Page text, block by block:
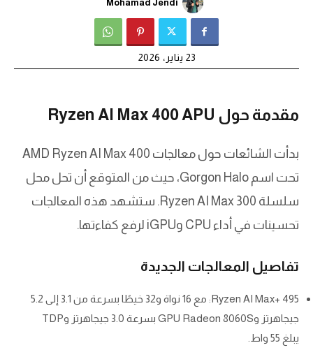
Mohamad Jendi
23 يناير، 2026
مقدمة حول Ryzen AI Max 400 APU
بدأت الشائعات حول معالجات AMD Ryzen AI Max 400
تحت اسم Gorgon Halo، حيث من المتوقع أن تحل محل
سلسلة Ryzen AI Max 300. ستشهد هذه المعالجات
تحسينات في أداء CPU وiGPU لرفع كفاءتها.
تفاصيل المعالجات الجديدة
Ryzen AI Max+ 495: مع 16 نواة و32 خيطًا بسرعة من 3.1 إلى 5.2
جيجاهرتز وGPU Radeon 8060S بسرعة 3.0 جيجاهرتز وTDP
يبلغ 55 واط.